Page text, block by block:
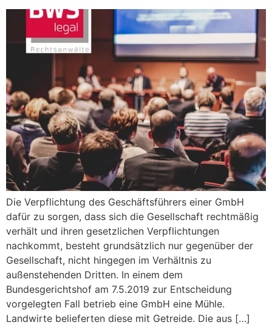
Die Verpflichtung des Geschäftsführers einer GmbH
dafür zu sorgen, dass sich die Gesellschaft rechtmäßig
verhält und ihren gesetzlichen Verpflichtungen
nachkommt, besteht grundsätzlich nur gegenüber der
Gesellschaft, nicht hingegen im Verhältnis zu
außenstehenden Dritten. In einem dem
Bundesgerichtshof am 7.5.2019 zur Entscheidung
vorgelegten Fall betrieb eine GmbH eine Mühle.
Landwirte belieferten diese mit Getreide. Die aus […]